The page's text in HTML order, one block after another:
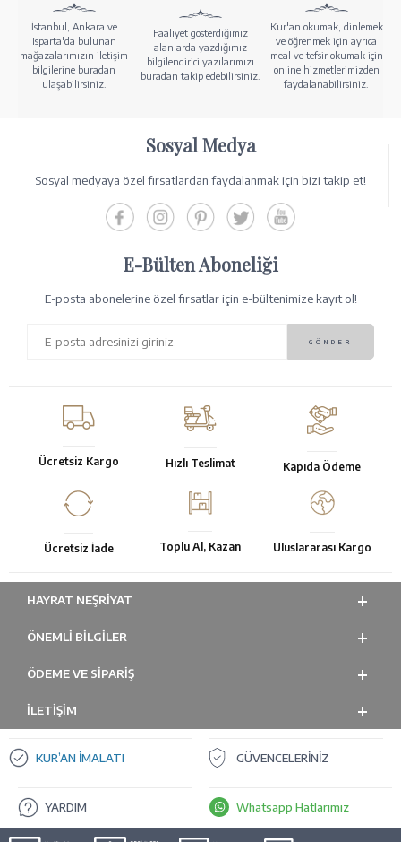
İstanbul, Ankara ve
Isparta'da bulunan
mağazalarımızın iletişim
bilgilerine buradan
ulaşabilirsiniz.
Faaliyet gösterdiğimiz
alanlarda yazdığımız
bilgilendirici yazılarımızı
buradan takip edebilirsiniz.
Kur'an okumak, dinlemek
ve öğrenmek için ayrıca
meal ve tefsir okumak için
online hizmetlerimizden
faydalanabilirsiniz.
Sosyal Medya
Sosyal medyaya özel fırsatlardan faydalanmak için bizi takip et!
E-Bülten Aboneliği
E-posta abonelerine özel fırsatlar için e-bültenimize kayıt ol!
Ücretsiz Kargo Hızlı Teslimat Kapıda Ödeme
Ücretsiz İade Toplu Al, Kazan Uluslararası Kargo
HAYRAT NEŞRIYAT
ÖNEMLI BILGILER
ÖDEME VE SİPARİŞ
İLETİŞİM
KUR’AN İMALATI GÜVENCELERİNİZ
YARDIM Whatsapp Hatlarımız